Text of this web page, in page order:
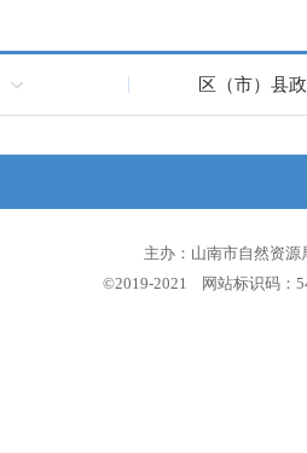
区（市）县
主办：山南市自然资
©2019-2021 网站标识码：